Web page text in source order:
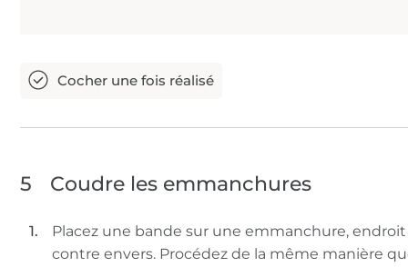
5 Coudre les emmanchures
Placez une bande sur une emmanchure, endroit
contre envers. Procédez de la même manière